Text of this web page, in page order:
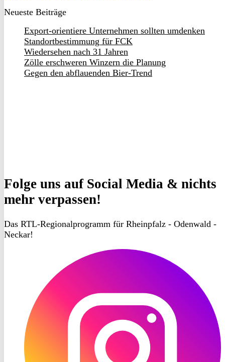
Neueste Beiträge
Export-orientiere Unternehmen sollten umdenken
Standortbestimmung für FCK
Wiedersehen nach 31 Jahren
Zölle erschweren Winzern die Planung
Gegen den abflauenden Bier-Trend
Folge uns auf Social Media & nichts
mehr verpassen!
Das RTL-Regionalprogramm für Rheinpfalz - Odenwald -
Neckar!
Instagram